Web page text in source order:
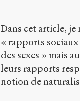
Dans cet article, je
« rapports
des sexes » mais
leurs rapports
notion de